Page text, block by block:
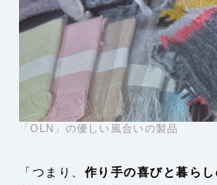
「OLN」の優しい風合いの製品
「つまり、 作り手の喜びと暮ら